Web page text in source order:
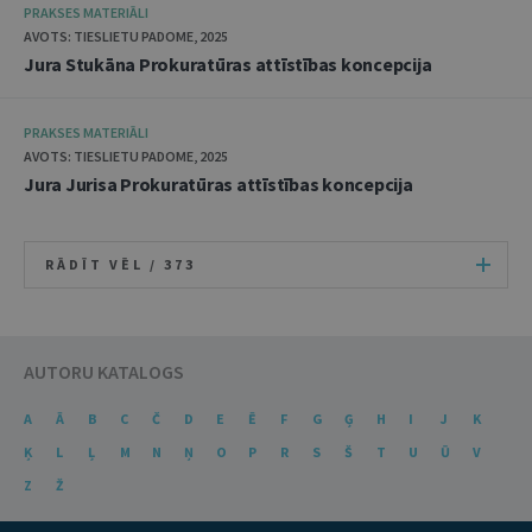
PRAKSES MATERIĀLI
AVOTS: TIESLIETU PADOME, 2025
Jura Stukāna Prokuratūras attīstības koncepcija
PRAKSES MATERIĀLI
AVOTS: TIESLIETU PADOME, 2025
Jura Jurisa Prokuratūras attīstības koncepcija
RĀDĪT VĒL / 373
AUTORU KATALOGS
A Ā B C Č D E Ē F G Ģ H I J
K
Ķ
L Ļ M N Ņ O P R S Š T U Ū
V
Z
Ž